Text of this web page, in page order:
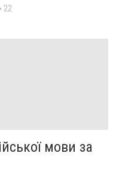
22
мови за